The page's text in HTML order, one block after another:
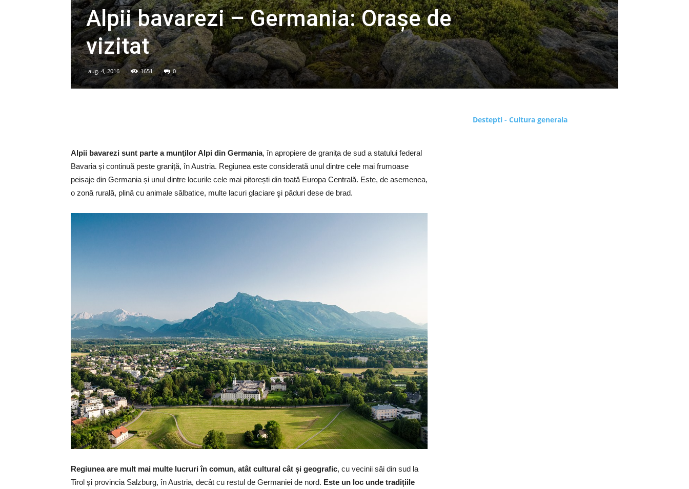
Alpii bavarezi – Germania: Orașe de
vizitat
aug. 4, 2016 1651 0
Alpii bavarezi sunt parte a munţilor Alpi din Germania, în apropiere de granița de sud a statului federal
Bavaria și continuă peste graniță, în Austria. Regiunea este considerată unul dintre cele mai frumoase
peisaje din Germania și unul dintre locurile cele mai pitorești din toată Europa Centrală. Este, de asemenea,
o zonă rurală, plină cu animale sălbatice, multe lacuri glaciare şi păduri dese de brad.
Regiunea are mult mai multe lucruri în comun, atât cultural cât și geografic, cu vecinii săi din sud la
Tirol și provincia Salzburg, în Austria, decât cu restul de Germaniei de nord. Este un loc unde tradițiile
Destepti - Cultura generala